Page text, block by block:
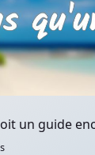
un guide